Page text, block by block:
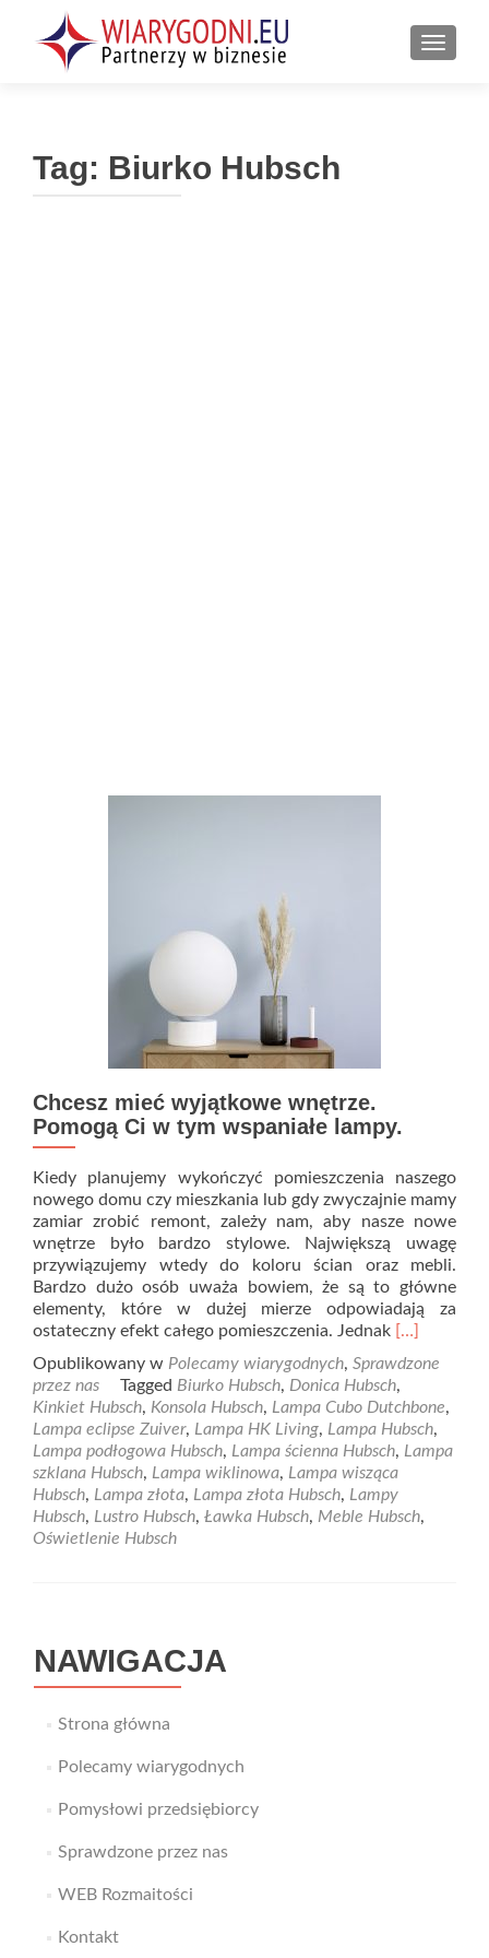
Tag: Biurko Hubsch
Chcesz mieć wyjątkowe wnętrze.
Pomogą Ci w tym wspaniałe lampy.
Kiedy planujemy wykończyć pomieszczenia naszego
nowego domu czy mieszkania lub gdy zwyczajnie mamy
zamiar zrobić remont, zależy nam, aby nasze nowe
wnętrze było bardzo stylowe. Największą uwagę
przywiązujemy wtedy do koloru ścian oraz mebli.
Bardzo dużo osób uważa bowiem, że są to główne
elementy, które w dużej mierze odpowiadają za
ostateczny efekt całego pomieszczenia. Jednak Read
about
Chcesz
mieć
wyjątkowe
wnętrze.
Pomogą
Ci
w
[…]
Opublikowany w Polecamy wiarygodnych, Sprawdzone
przez nas
Tagged Biurko Hubsch, Donica Hubsch,
Kinkiet Hubsch, Konsola Hubsch, Lampa Cubo Dutchbone,
Lampa eclipse Zuiver, Lampa HK Living, Lampa Hubsch,
Lampa podłogowa Hubsch, Lampa ścienna Hubsch, Lampa
szklana Hubsch, Lampa wiklinowa, Lampa wisząca
Hubsch, Lampa złota, Lampa złota Hubsch, Lampy
Hubsch, Lustro Hubsch, Ławka Hubsch, Meble Hubsch,
Oświetlenie Hubsch
NAWIGACJA
Strona główna
Polecamy wiarygodnych
Pomysłowi przedsiębiorcy
Sprawdzone przez nas
WEB Rozmaitości
Kontakt